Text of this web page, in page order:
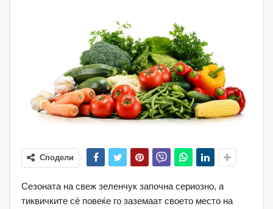
Сподели
Сезоната на свеж зеленчук започна сериозно, а
тиквичките сè повеќе го заземаат своето место на